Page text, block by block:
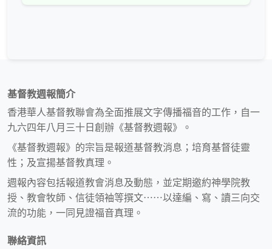
基督教週報簡介
香港華人基督教聯會為全面推展文字傳播福音的工作，自一
九六四年八月三十日創辦《基督教週報》。
《基督教週報》的宗旨是報道基督教消息；培育基督徒靈
性；及宣揚基督教真理。
週報內容包括報道教會消息及動態，並定期邀約神學院教
授、教會牧師、信徒領袖等撰文⋯⋯以達編、寫、讀三向交
流的功能，一同見證福音真理。
聯絡資訊